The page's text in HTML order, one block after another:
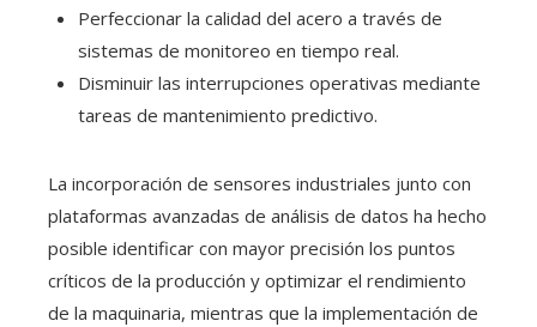
Perfeccionar la calidad del acero a través de
sistemas de monitoreo en tiempo real.
Disminuir las interrupciones operativas mediante
tareas de mantenimiento predictivo.
La incorporación de sensores industriales junto con
plataformas avanzadas de análisis de datos ha hecho
posible identificar con mayor precisión los puntos
críticos de la producción y optimizar el rendimiento
de la maquinaria, mientras que la implementación de